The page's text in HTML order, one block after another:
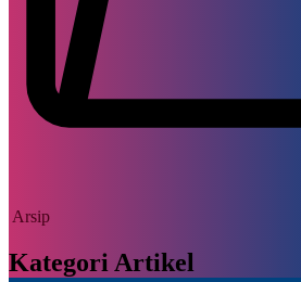
Arsip
Kategori Artikel